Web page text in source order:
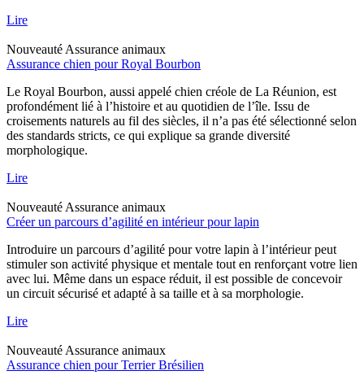
Lire
Nouveauté Assurance animaux
Assurance chien pour Royal Bourbon
Le Royal Bourbon, aussi appelé chien créole de La Réunion, est
profondément lié à l’histoire et au quotidien de l’île. Issu de
croisements naturels au fil des siècles, il n’a pas été sélectionné selon
des standards stricts, ce qui explique sa grande diversité
morphologique.
Lire
Nouveauté Assurance animaux
Créer un parcours d’agilité en intérieur pour lapin
Introduire un parcours d’agilité pour votre lapin à l’intérieur peut
stimuler son activité physique et mentale tout en renforçant votre lien
avec lui. Même dans un espace réduit, il est possible de concevoir
un circuit sécurisé et adapté à sa taille et à sa morphologie.
Lire
Nouveauté Assurance animaux
Assurance chien pour Terrier Brésilien